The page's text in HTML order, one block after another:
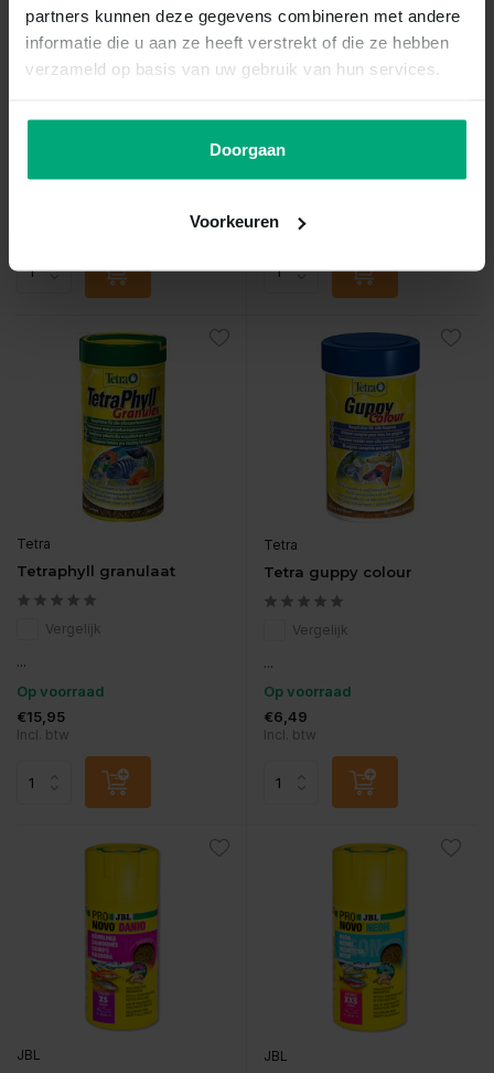
partners kunnen deze gegevens combineren met andere
informatie die u aan ze heeft verstrekt of die ze hebben
verzameld op basis van uw gebruik van hun services.
Doorgaan
Voorkeuren
JBL
Jbl novo bel grano xs
Vergelijk
Op voorraad
HS Aqua Producten | Alles voor
een Gezond & Helder Aquarium
Hs freshwater granules xs
Vergelijk
Hs Freshwater Granules ...
Op voorraad
Incl. btw
Tetra
Tetraphyll granulaat
Vergelijk
...
Op voorraad
€15,95
Incl. btw
Tetra
Tetra guppy colour
Vergelijk
...
Op voorraad
€6,49
Incl. btw
JBL JBL